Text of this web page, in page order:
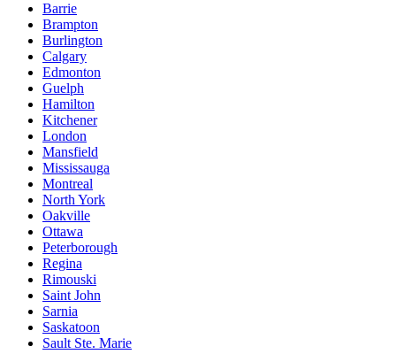
Barrie
Brampton
Burlington
Calgary
Edmonton
Guelph
Hamilton
Kitchener
London
Mansfield
Mississauga
Montreal
North York
Oakville
Ottawa
Peterborough
Regina
Rimouski
Saint John
Sarnia
Saskatoon
Sault Ste. Marie